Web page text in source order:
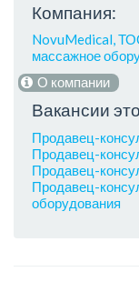
Компания:
NovuMedical,
массажное
О компании
Вакансии
Продавец-
Продавец-
Продавец-
Продавец-
оборудования